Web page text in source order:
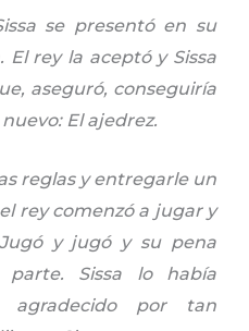
se presentó en su
rey la aceptó y Sissa
aseguró, conseguiría
El ajedrez.
reglas y entregarle un
rey comenzó a jugar y
y jugó y su pena
parte. Sissa lo había
agradecido por tan